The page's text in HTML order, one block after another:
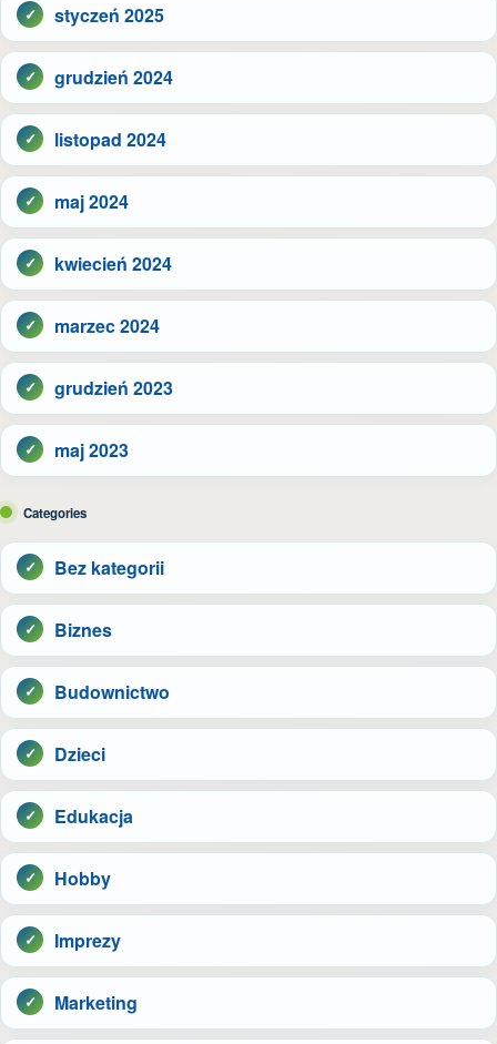
styczeń 2025
grudzień 2024
listopad 2024
maj 2024
kwiecień 2024
marzec 2024
grudzień 2023
maj 2023
Categories
Bez kategorii
Biznes
Budownictwo
Dzieci
Edukacja
Hobby
Imprezy
Marketing